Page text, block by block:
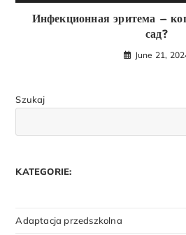
Инфекционная эритема –
сад?
June 21,
Szukaj
KATEGORIE:
Adaptacja przedszkolna